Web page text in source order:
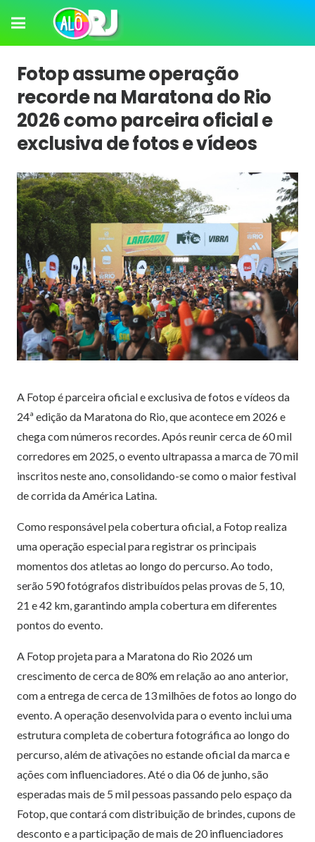
Fotop assume operação
recorde na Maratona do Rio
2026 como parceira oficial e
exclusiva de fotos e vídeos
A Fotop é parceira oficial e exclusiva de fotos e vídeos da
24ª edição da Maratona do Rio, que acontece em 2026 e
chega com números recordes. Após reunir cerca de 60 mil
corredores em 2025, o evento ultrapassa a marca de 70 mil
inscritos neste ano, consolidando-se como o maior festival
de corrida da América Latina.
Como responsável pela cobertura oficial, a Fotop realiza
uma operação especial para registrar os principais
momentos dos atletas ao longo do percurso. Ao todo,
serão 590 fotógrafos distribuídos pelas provas de 5, 10,
21 e 42 km, garantindo ampla cobertura em diferentes
pontos do evento.
A Fotop projeta para a Maratona do Rio 2026 um
crescimento de cerca de 80% em relação ao ano anterior,
com a entrega de cerca de 13 milhões de fotos ao longo do
evento. A operação desenvolvida para o evento inclui uma
estrutura completa de cobertura fotográfica ao longo do
percurso, além de ativações no estande oficial da marca e
ações com influenciadores. Até o dia 06 de junho, são
esperadas mais de 5 mil pessoas passando pelo espaço da
Fotop, que contará com distribuição de brindes, cupons de
desconto e a participação de mais de 20 influenciadores